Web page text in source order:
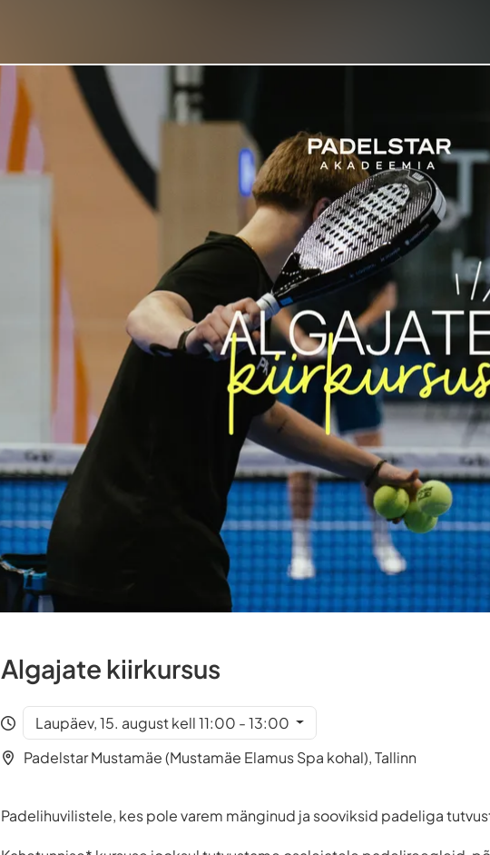
Algajate kiirkursus
Laupäev, 15. august kell 11:00 - 13:00
Padelstar Mustamäe (Mustamäe Elamus Spa kohal), Tallinn
Padelihuvilistele, kes pole varem mänginud ja sooviksid padeliga